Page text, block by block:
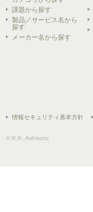
課題から探す
製品／サービス名から
探す
メーカー名から探す
情報セキュリティ基本方針
© K.K. Ashisuto